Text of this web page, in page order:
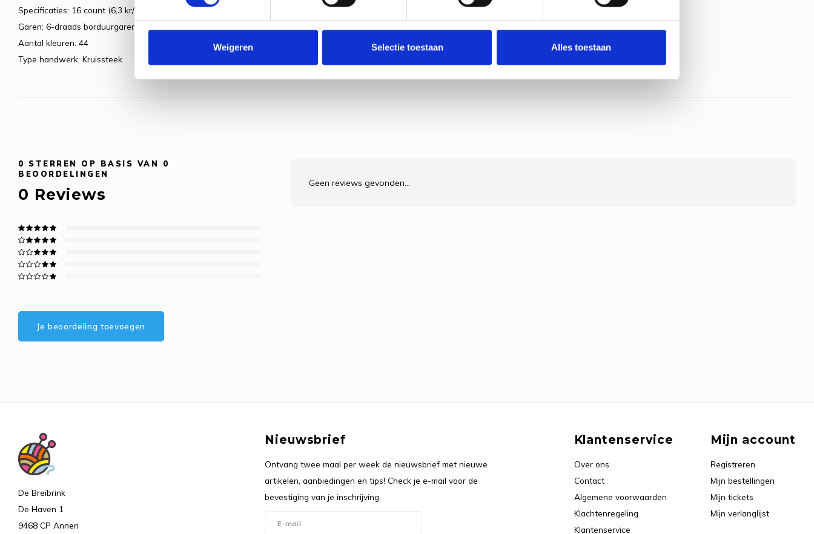
Weigeren Selectie toestaan Alles toestaan
Specificaties: 16 count (6,3 kr/cm)
Garen: 6-draads borduurgaren
Aantal kleuren: 44
Type handwerk: Kruissteek
0 STERREN OP BASIS VAN 0
BEOORDELINGEN
0 Reviews
Je beoordeling toevoegen
Geen reviews gevonden...
De Breibrink
De Haven 1
9468 CP Annen
Nieuwsbrief
Ontvang twee maal per week de nieuwsbrief met nieuwe
artikelen, aanbiedingen en tips! Check je e-mail voor de
bevestiging van je inschrijving.
Klantenservice
Over ons
Contact
Algemene voorwaarden
Klachtenregeling
Klantenservice
Mijn account
Registreren
Mijn bestellingen
Mijn tickets
Mijn verlanglijst